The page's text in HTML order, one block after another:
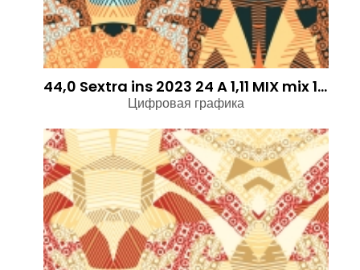
44,0 Sextra ins 2023 24 A 1,11 MIX mix 1,2 STR
Цифровая графика